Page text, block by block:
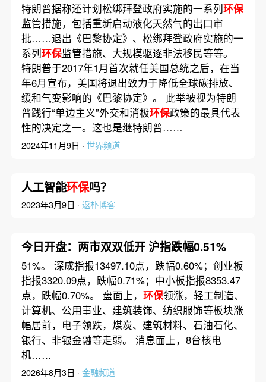
特朗普据称还计划松绑拜登政府实施的一系列环保
监管措施，包括重新启动液化天然气的出口审
批……退出《巴黎协定》、松绑拜登政府实施的一
系列环保监管措施、大规模驱逐非法移民等等。
特朗普于2017年1月首次就任美国总统之后，在当
年6月宣布，美国将退出致力于降低全球碳排放、
缓和气变影响的《巴黎协定》。 此举被视为特朗
普践行“单边主义”外交和消极环保政策的最具代表
性的决定之一。这也是继特朗普……
2024年11月9日 · 世界频道
人工智能环保吗？
2023年3月9日 · 返朴博客
今日开盘：两市双双低开 沪指跌幅0.51%
51%。 深成指报13497.10点，跌幅0.60%；创业板
指报3320.09点，跌幅0.71%；中小板指报8353.47
点，跌幅0.70%。 盘面上， 环保领涨，轻工制造、
计算机、公用事业、建筑装饰、纺织服饰等板块涨
幅居前，电子领跌，煤炭、建筑材料、石油石化、
银行、非银金融等走弱。 消息面上，8台核电
机……
2026年8月3日 · 金融频道